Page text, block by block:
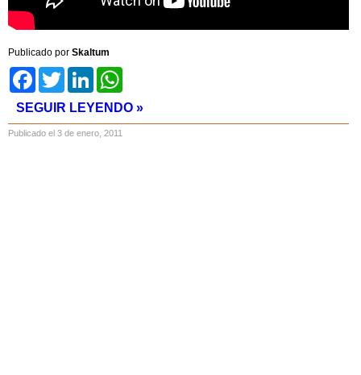
Publicado por Skaltum
FacebookTwitter LinkedIn
SEGUIR LEYENDO »
Publicado el 3 de enero, 2011